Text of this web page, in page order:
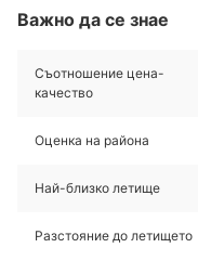
Важно да се знае
Съотношение цена-
качество
Оценка на района
Най-близко летище
Разстояние до летището